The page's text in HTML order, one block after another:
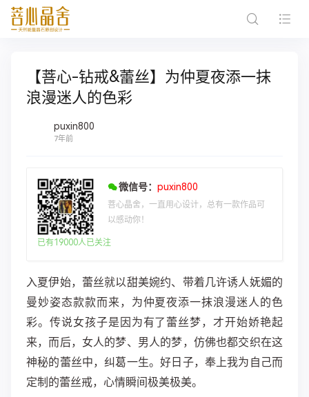
【菩心-钻戒&蕾丝】为仲夏夜添一抹
浪漫迷人的色彩
puxin800
7年前
微信号： puxin800
菩心晶舍，一直用心设计，总有一款作品可
以感动你！
已有19000人已关注
入夏伊始，蕾丝就以甜美婉约、带着几许诱人妩媚的
曼妙姿态款款而来，为仲夏夜添一抹浪漫迷人的色
彩。传说女孩子是因为有了蕾丝梦，才开始娇艳起
来，而后，女人的梦、男人的梦，仿佛也都交织在这
神秘的蕾丝中，纠葛一生。好日子，奉上我为自己而
定制的蕾丝戒，心情瞬间极美极美。